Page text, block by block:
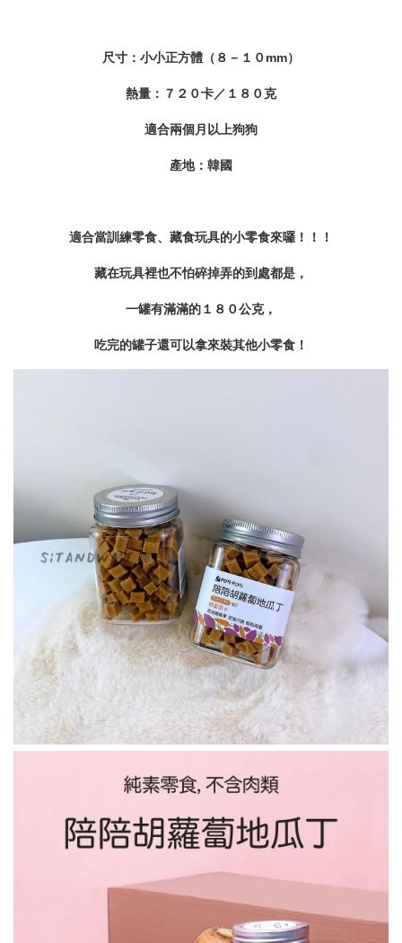
尺寸：小小正方體（８－１０mm）
熱量：７２０卡／１８０克
適合兩個月以上狗狗
產地：韓國
適合當訓練零食、藏食玩具的小零食來囉！！！
藏在玩具裡也不怕碎掉弄的到處都是，
一罐有滿滿的１８０公克，
吃完的罐子還可以拿來裝其他小零食！